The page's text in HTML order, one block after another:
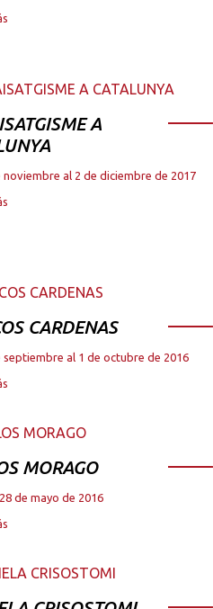
A
noviembre al 2 de diciembre de 2017
CARDENAS
septiembre al 1 de octubre de 2016
MORAGO
de mayo de 2016